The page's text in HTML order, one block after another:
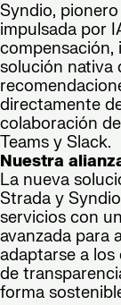
Syndio,
impulsada por
compensación,
solución nativa
directamente
colaboración
Teams y Slack.
Nuestra
La nueva
Strada y
servicios con
avanzada para
adaptarse a
de
forma